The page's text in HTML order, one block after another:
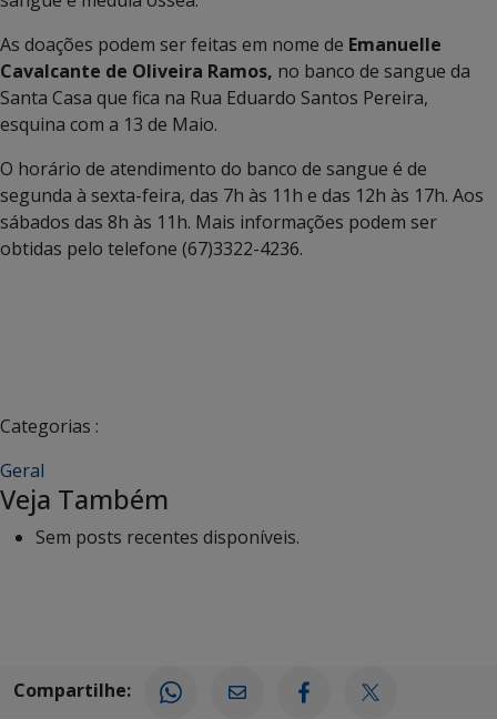
As doações podem ser feitas em nome de Emanuelle
Cavalcante de Oliveira Ramos, no banco de sangue da
Santa Casa que fica na Rua Eduardo Santos Pereira,
esquina com a 13 de Maio.
O horário de atendimento do banco de sangue é de
segunda à sexta-feira, das 7h às 11h e das 12h às 17h. Aos
sábados das 8h às 11h. Mais informações podem ser
obtidas pelo telefone (67)3322-4236.
Categorias :
Geral
Veja Também
Sem posts recentes disponíveis.
Compartilhe: